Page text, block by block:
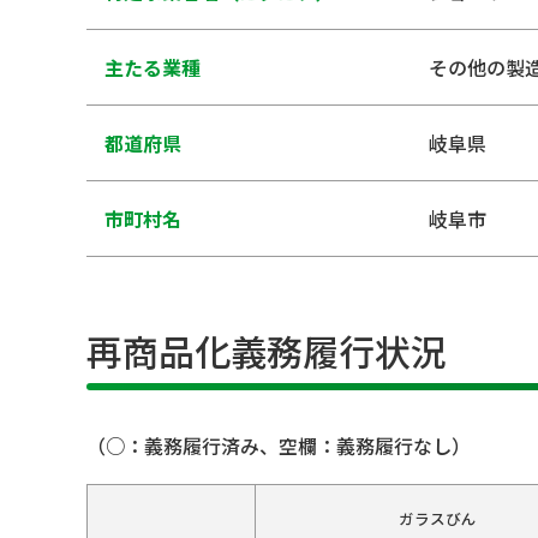
主たる業種 その他の製
都道府県 岐阜県
市町村名 岐阜市
再商品化義務履行状況
（○：義務履行済み、空欄：義務履行なし）
ガラスびん